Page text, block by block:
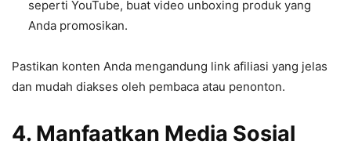
seperti YouTube, buat video unboxing produk yang
Anda promosikan.
Pastikan konten Anda mengandung link afiliasi yang jelas
dan mudah diakses oleh pembaca atau penonton.
4. Manfaatkan Media Sosial